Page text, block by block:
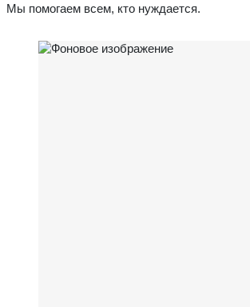
Мы помогаем всем, кто нуждается.